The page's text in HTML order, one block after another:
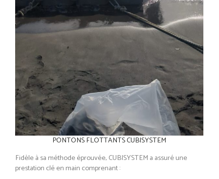
PONTONS FLOTTANTS CUBISYSTEM
Fidèle à sa méthode éprouvée, CUBISYSTEM a assuré une
prestation clé en main comprenant :